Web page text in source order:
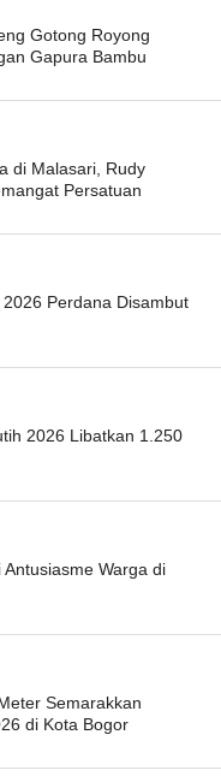
Gotong Royong
Gapura Bambu
di Malasari, Rudy
Persatuan
Perdana Disambut
2026 Libatkan 1.250
Warga di
Semarakkan
di Kota Bogor